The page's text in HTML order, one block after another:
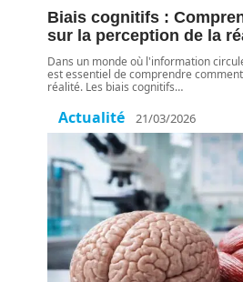
Biais cognitifs :
sur la perception de la
Dans un monde où l'information
est essentiel de comprendre
réalité. Les biais cognitifs…
Actualité 21/03/2026